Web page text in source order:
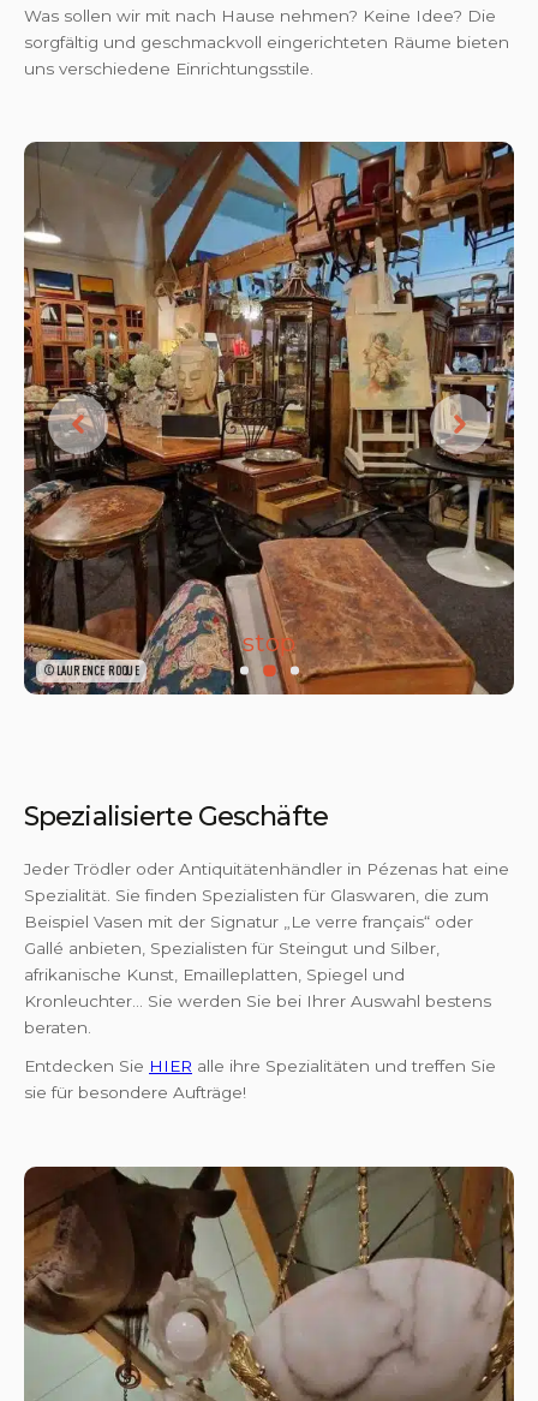
Was sollen wir mit nach Hause nehmen? Keine Idee? Die
sorgfältig und geschmackvoll eingerichteten Räume bieten
uns verschiedene Einrichtungsstile.
©LAURENCE ROQUE
stop
Spezialisierte Geschäfte
Jeder Trödler oder Antiquitätenhändler in Pézenas hat eine
Spezialität. Sie finden Spezialisten für Glaswaren, die zum
Beispiel Vasen mit der Signatur „Le verre français“ oder
Gallé anbieten, Spezialisten für Steingut und Silber,
afrikanische Kunst, Emailleplatten, Spiegel und
Kronleuchter... Sie werden Sie bei Ihrer Auswahl bestens
beraten.
Entdecken Sie HIER alle ihre Spezialitäten und treffen Sie
sie für besondere Aufträge!